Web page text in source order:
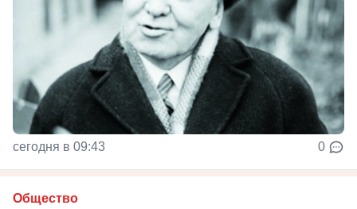
сегодня в 09:43 0
Общество